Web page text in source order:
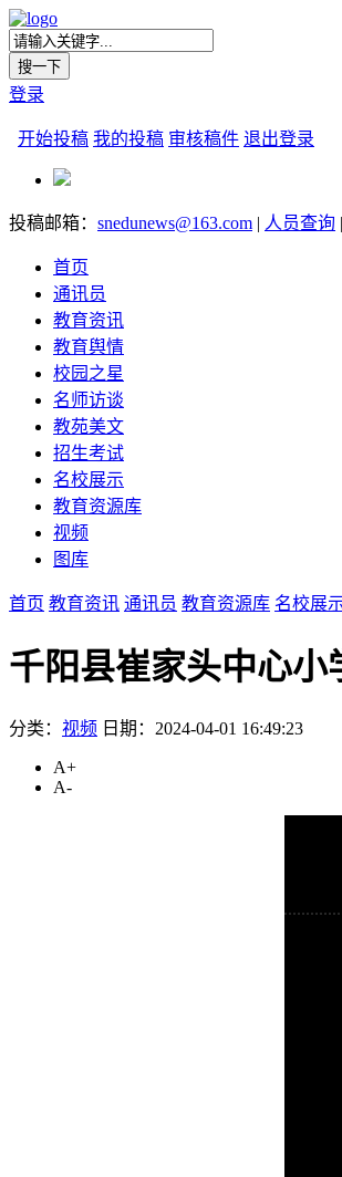
登录
开始投稿 我的投稿 审核稿件 退出登录
投稿邮箱： snedunews@163.com | 人员查询 |
首页
通讯员
教育资讯
教育舆情
校园之星
名师访谈
教苑美文
招生考试
名校展示
教育资源库
视频
图库
首页 教育资讯 通讯员 教育资源库 名校展
千阳县崔家头中心小
分类： 视频 日期：2024-04-01 16:49:23
A+
A-